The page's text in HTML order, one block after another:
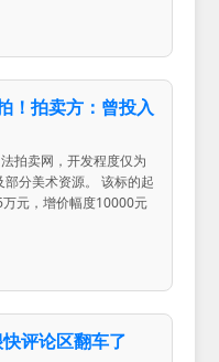
！拍卖方：曾投入
拍卖网，开发程度仅为
分美术资源。 该标的起
元，增价幅度10000元
评论区翻车了